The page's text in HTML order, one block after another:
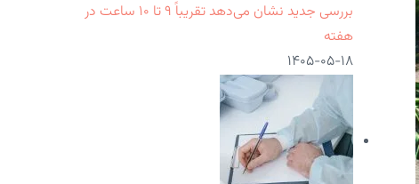
بررسی جدید نشان می‌دهد تقریباً ۹ تا ۱۰ ساعت در
هفته
۱۴۰۵-۰۵-۱۸